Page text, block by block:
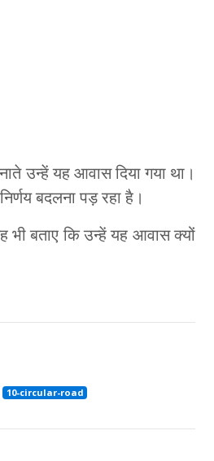
उन्हें यह आवास दिया गया था।
बदलना पड़ रहा है।
बताए कि उन्हें यह आवास क्यों
10-circular-road